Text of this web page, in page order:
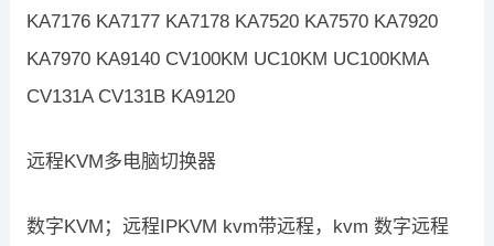
KA7176 KA7177 KA7178 KA7520 KA7570 KA7920
KA7970 KA9140 CV100KM UC10KM UC100KMA
CV131A CV131B KA9120
远程KVM多电脑切换器
数字KVM；远程IPKVM kvm带远程，kvm 数字远程